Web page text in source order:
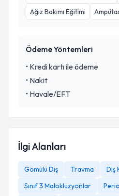
Ağız Bakımı Eğitimi
Ödeme Yöntemleri
• Kredi kartı ile ödeme
• Nakit
• Havale/EFT
İlgi Alanları
Gömülü Diş Travma
Diş
Sınıf 3 Malokluzyonlar